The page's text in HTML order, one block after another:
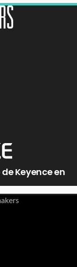
Keyence en